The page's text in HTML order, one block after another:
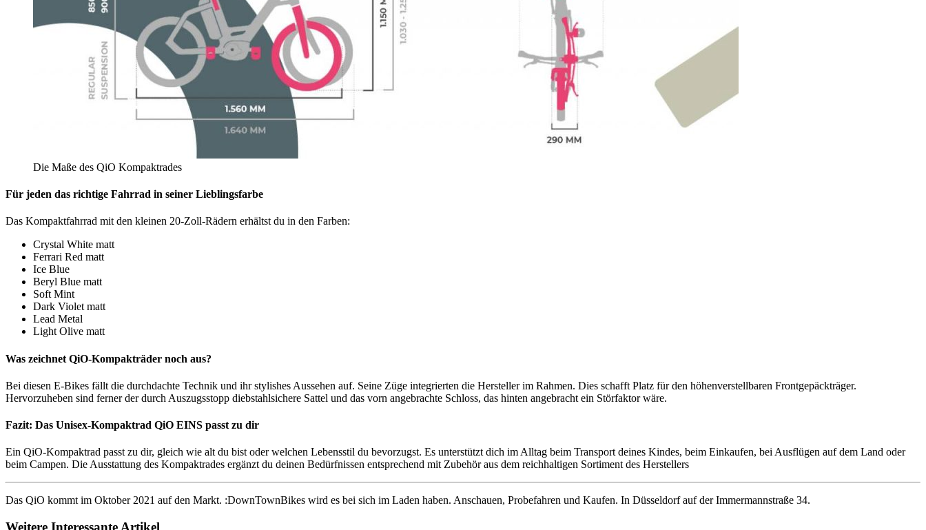
Die Maße des QiO Kompaktrades
Für jeden das richtige Fahrrad in seiner Lieblingsfarbe
Das Kompaktfahrrad mit den kleinen 20-Zoll-Rädern erhältst du in den Farben:
Crystal White matt
Ferrari Red matt
Ice Blue
Beryl Blue matt
Soft Mint
Dark Violet matt
Lead Metal
Light Olive matt
Was zeichnet QiO-Kompakträder noch aus?
Bei diesen E-Bikes fällt die durchdachte Technik und ihr stylishes Aussehen auf. Seine Züge integrierten die Hersteller im Rahmen. Dies schafft Platz für den höhenverstellbaren Frontgepäckträger.
Hervorzuheben sind ferner der durch Auszugsstopp diebstahlsichere Sattel und das vorn angebrachte Schloss, das hinten angebracht ein Störfaktor wäre.
Fazit: Das Unisex-Kompaktrad QiO EINS passt zu dir
Ein QiO-Kompaktrad passt zu dir, gleich wie alt du bist oder welchen Lebensstil du bevorzugst. Es unterstützt dich im Alltag beim Transport deines Kindes, beim Einkaufen, bei Ausflügen auf dem Land oder
beim Campen. Die Ausstattung des Kompaktrades ergänzt du deinen Bedürfnissen entsprechend mit Zubehör aus dem reichhaltigen Sortiment des Herstellers
Das QiO kommt im Oktober 2021 auf den Markt. :DownTownBikes wird es bei sich im Laden haben. Anschauen, Probefahren und Kaufen. In Düsseldorf auf der Immermannstraße 34.
Weitere Interessante Artikel